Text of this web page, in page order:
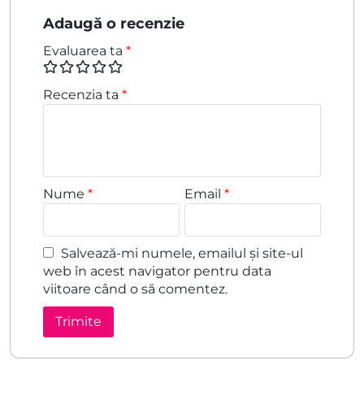
Adaugă o recenzie
Evaluarea ta *
Recenzia ta *
Nume * Email*
Salvează-mi numele, emailul și site-ul
web în acest navigator pentru data
viitoare când o să comentez.